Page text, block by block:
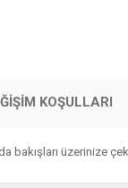
KOŞULLARI
bakışları üzerinize